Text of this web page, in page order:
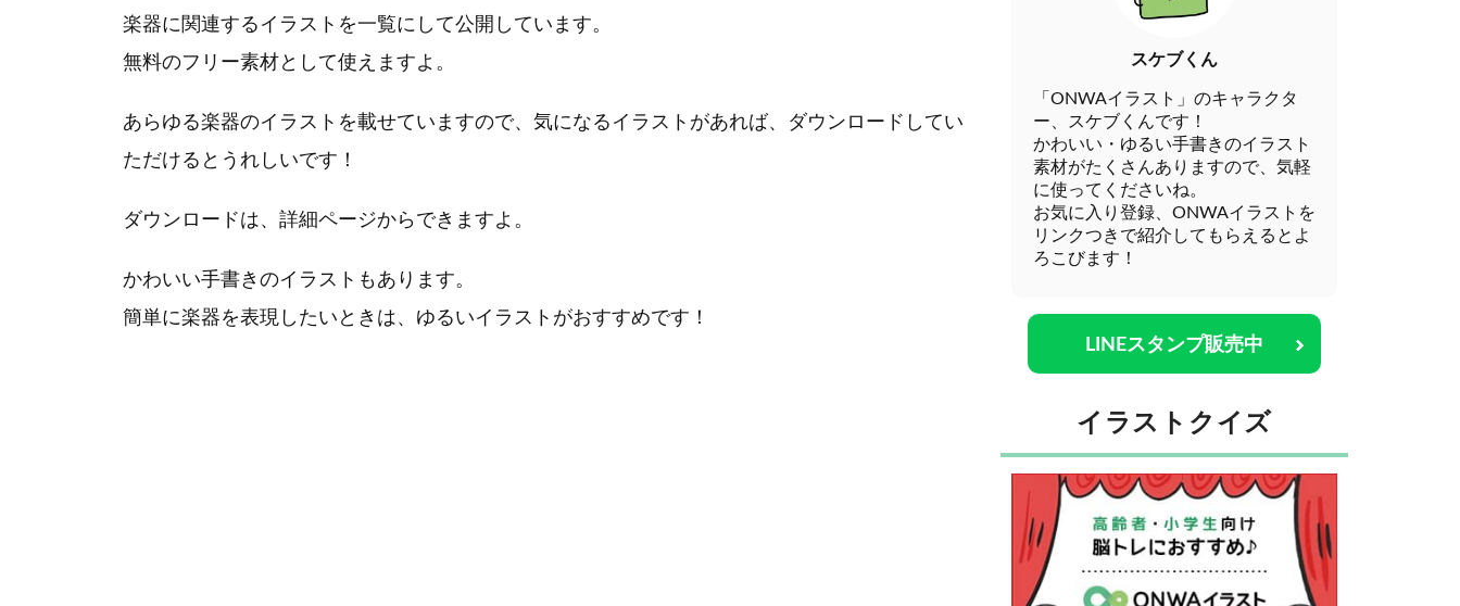
楽器に関連するイラストを一覧にして公開しています。
無料のフリー素材として使えますよ。
あらゆる楽器のイラストを載せていますので、気になるイラストがあれば、ダウンロードしてい
ただけるとうれしいです！
ダウンロードは、詳細ページからできますよ。
かわいい手書きのイラストもあります。
簡単に楽器を表現したいときは、ゆるいイラストがおすすめです！
スケブくん
「ONWAイラスト」のキャラクタ
ー、スケブくんです！
かわいい・ゆるい手書きのイラスト
素材がたくさんありますので、気軽
に使ってくださいね。
お気に入り登録、ONWAイラストを
リンクつきで紹介してもらえるとよ
ろこびます！
LINEスタンプ販売中
イラストクイズ